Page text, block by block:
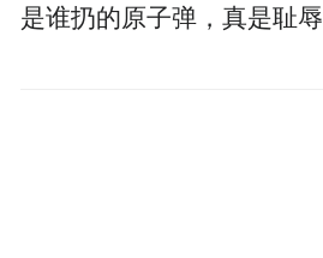
是谁扔的原子弹，真是耻辱